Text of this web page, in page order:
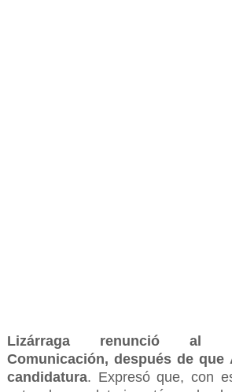
Lizárraga renunció al
Comunicación, después de que
candidatura. Expresó que, con